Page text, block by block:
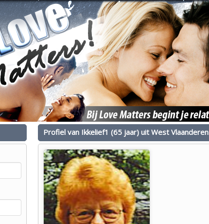
Profiel van Ikkelief1 (65 jaar) uit West Vlaanderen